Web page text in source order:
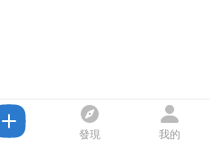
發現 我的